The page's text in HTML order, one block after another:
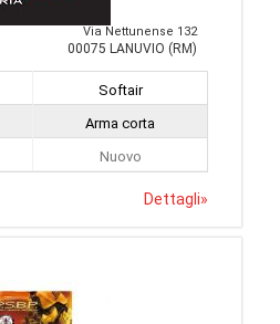
Via Nettunense 132
00075 LANUVIO (RM)
Softair
Arma corta
Nuovo
Dettagli»